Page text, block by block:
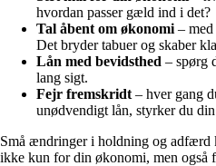
hvordan passer gæld ind i det?
Tal åbent om økonomi –
Det bryder tabuer og skaber
Lån med bevidsthed – spørg
lang sigt.
Fejr fremskridt – hver gang
unødvendigt lån, styrker du
Små ændringer i holdning og adfærd
ikke kun for din økonomi, men også